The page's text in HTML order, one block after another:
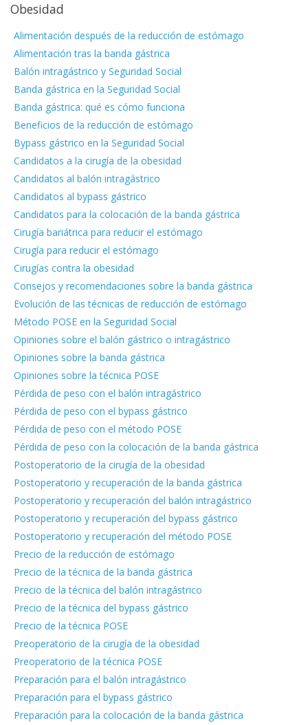
Obesidad
Alimentación después de la reducción de estómago
Alimentación tras la banda gástrica
Balón intragástrico y Seguridad Social
Banda gástrica en la Seguridad Social
Banda gástrica: qué es cómo funciona
Beneficios de la reducción de estómago
Bypass gástrico en la Seguridad Social
Candidatos a la cirugía de la obesidad
Candidatos al balón intragástrico
Candidatos al bypass gástrico
Candidatos para la colocación de la banda gástrica
Cirugía bariátrica para reducir el estómago
Cirugía para reducir el estómago
Cirugías contra la obesidad
Consejos y recomendaciones sobre la banda gástrica
Evolución de las técnicas de reducción de estómago
Método POSE en la Seguridad Social
Opiniones sobre el balón gástrico o intragástrico
Opiniones sobre la banda gástrica
Opiniones sobre la técnica POSE
Pérdida de peso con el balón intragástrico
Pérdida de peso con el bypass gástrico
Pérdida de peso con el método POSE
Pérdida de peso con la colocación de la banda gástrica
Postoperatorio de la cirugía de la obesidad
Postoperatorio y recuperación de la banda gástrica
Postoperatorio y recuperación del balón intragástrico
Postoperatorio y recuperación del bypass gástrico
Postoperatorio y recuperación del método POSE
Precio de la reducción de estómago
Precio de la técnica de la banda gástrica
Precio de la técnica del balón intragástrico
Precio de la técnica del bypass gástrico
Precio de la técnica POSE
Preoperatorio de la cirugía de la obesidad
Preoperatorio de la técnica POSE
Preparación para el balón intragástrico
Preparación para el bypass gástrico
Preparación para la colocación de la banda gástrica